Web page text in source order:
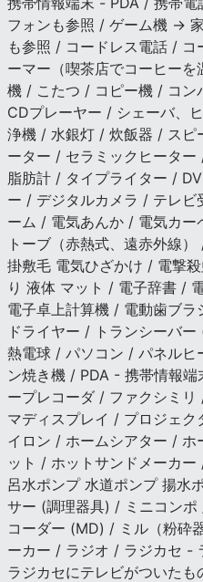
フォンも参照 / ゲーム機 →
も参照 / コードレス電話 /
ーマー（喫茶店でコーヒー
機 / こたつ / コピー機 / コン
CDプレーヤー / シェーバ、
浄機 / 水銀灯 / 炊飯器 / スピ
ーター / セラミックヒータ
脂肪計 / タイプライター /
ー / デジタルカメラ / テレ
ーム / 電気あんか / 電気カ
トーブ（赤熱式、遠赤外線
掛敷毛 電気ひざかけ / 電撃
り 液体 マット / 電子辞書 /
電子卓上計算機 / 電動歯ブ
ドライヤー / トランシーバ
熱電球 / パソコン / パネル
ン焼き機 / PDA - 携帯情報
ープレコーダ / ファクシミ
マディスプレイ / プロジェ
イロン / ホームシアター /
ット / ホットサンドメーカ
呂水ポンプ 水道ポンプ 揚水
サー (調理器具) / ミニコン
コーダー (MD) / ミル（粉砕
ーカー / ラジオ / ラジカセ -
ラジカセにテレビがついたも